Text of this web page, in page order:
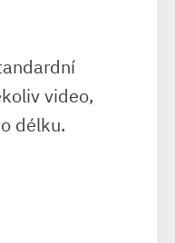
video,
délku.